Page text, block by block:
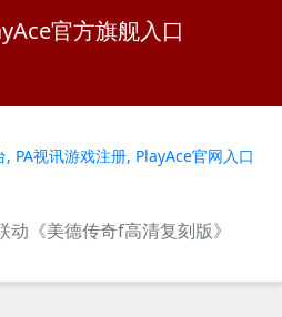
官方旗舰入口
PA视讯游戏注册, PlayAce官网入口
动《美德传奇f高清复刻版》